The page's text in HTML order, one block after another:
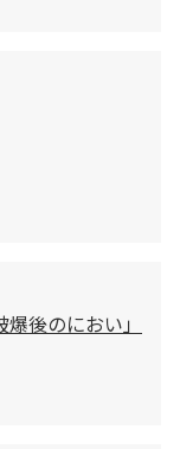
後のにおい」